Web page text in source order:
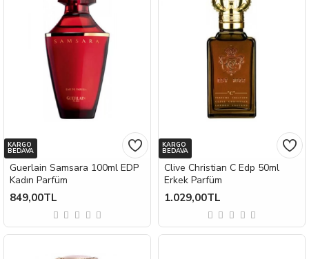
KARGO
BEDAVA
Guerlain Samsara 100ml EDP
Kadın Parfüm
849,00TL
KARGO
BEDAVA
Clive Christian C Edp 50ml
Erkek Parfüm
1.029,00TL